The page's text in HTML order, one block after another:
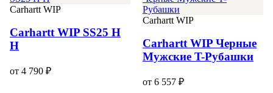
Carhartt WIP
Carhartt WIP SS25 H
H
от 4 790 ₽
Carhartt WIP
Carhartt WIP Черные
Мужские T-Рубашки
от 6 557 ₽